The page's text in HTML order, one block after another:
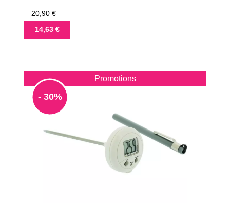
Prix
base
20,90 €
Prix14,63 €
Promotions
- 30%